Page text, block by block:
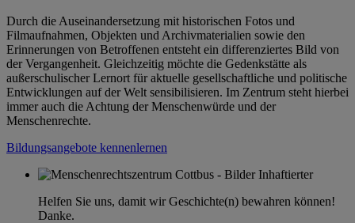
Durch die Auseinandersetzung mit historischen Fotos und
Filmaufnahmen, Objekten und Archivmaterialien sowie den
Erinnerungen von Betroffenen entsteht ein differenziertes Bild von
der Vergangenheit. Gleichzeitig möchte die Gedenkstätte als
außerschulischer Lernort für aktuelle gesellschaftliche und politische
Entwicklungen auf der Welt sensibilisieren. Im Zentrum steht hierbei
immer auch die Achtung der Menschenwürde und der
Menschenrechte.
Bildungsangebote kennenlernen
Helfen Sie uns, damit wir Geschichte(n) bewahren können!
Danke.